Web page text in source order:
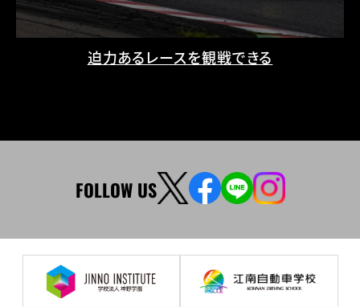
迫力あるレースを観戦できる
FOLLOW US